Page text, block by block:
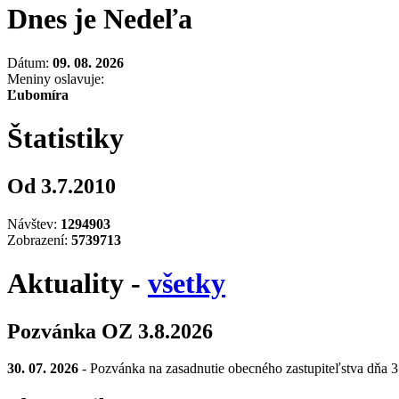
Dnes je Nedeľa
Dátum: 09. 08. 2026
Meniny oslavuje:
Ľubomíra
Štatistiky
Od 3.7.2010
Návštev: 1294903
Zobrazení: 5739713
Aktuality - všetky
Pozvánka OZ 3.8.2026
30. 07. 2026 - Pozvánka na zasadnutie obecného zastupiteľstva dňa